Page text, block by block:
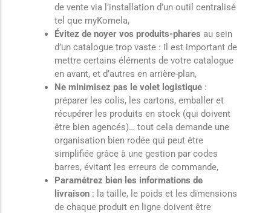
de vente via l’installation d’un outil centralisé
tel que myKomela,
Évitez de noyer vos produits-phares au sein
d’un catalogue trop vaste : il est important de
mettre certains éléments de votre catalogue
en avant, et d’autres en arrière-plan,
Ne minimisez pas le volet logistique :
préparer les colis, les cartons, emballer et
récupérer les produits en stock (qui doivent
être bien agencés)… tout cela demande une
organisation bien rodée qui peut être
simplifiée grâce à une gestion par codes
barres, évitant les erreurs de commande,
Paramétrez bien les informations de
livraison : la taille, le poids et les dimensions
de chaque produit en ligne doivent être